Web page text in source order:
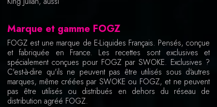
Marque et gamme FOGZ
FOGZ est une marque de E-Liquides Français. Pensés, conçue
et fabriquée en France. Les recettes sont exclusives et
spécialement conçues pour FOGZ par SWOKE. Exclusives ?
C'est-à-dire qu'ils ne peuvent pas être utilisés sous d'autres
marques, même créées par SWOKE ou FOGZ, et ne peuvent
pas être utilisés ou distribués en dehors du réseau de
distribution agréé FOGZ.